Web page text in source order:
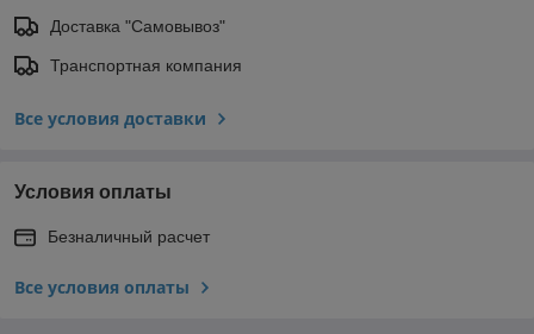
Доставка "Самовывоз"
Транспортная компания
Все условия доставки
Условия оплаты
Безналичный расчет
Все условия оплаты